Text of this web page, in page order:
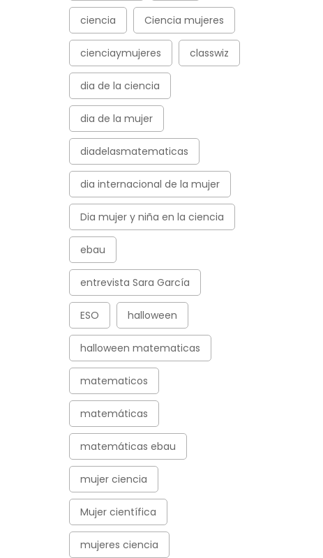
ciencia Ciencia mujeres
cienciaymujeres classwiz
dia de la ciencia
dia de la mujer
diadelasmatematicas
dia internacional de la mujer
Dia mujer y niña en la ciencia
ebau
entrevista Sara García
ESO halloween
halloween matematicas
matematicos
matemáticas
matemáticas ebau
mujer ciencia
Mujer científica
mujeres ciencia